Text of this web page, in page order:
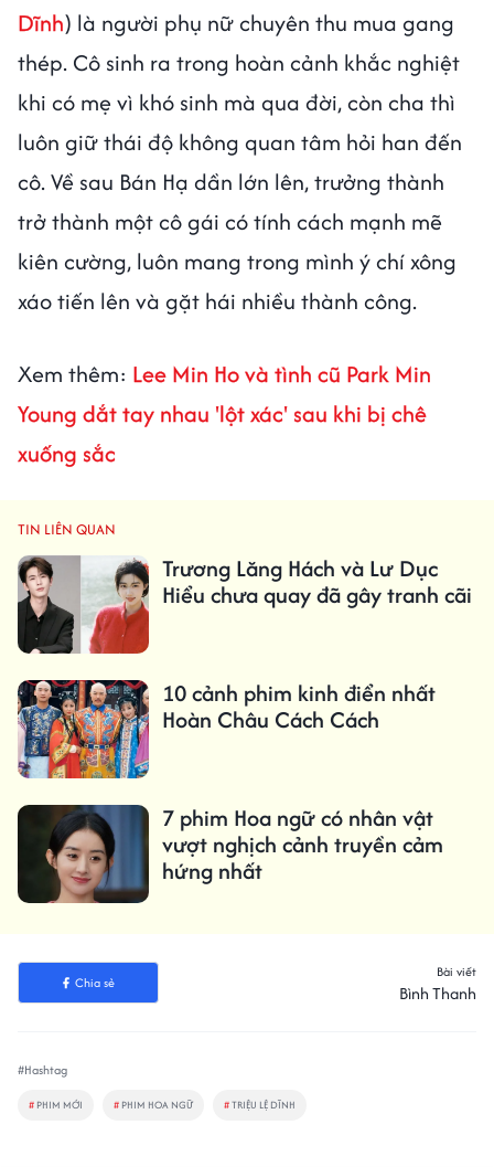
Dĩnh) là người phụ nữ chuyên thu mua gang
thép. Cô sinh ra trong hoàn cảnh khắc nghiệt
khi có mẹ vì khó sinh mà qua đời, còn cha thì
luôn giữ thái độ không quan tâm hỏi han đến
cô. Về sau Bán Hạ dần lớn lên, trưởng thành
trở thành một cô gái có tính cách mạnh mẽ
kiên cường, luôn mang trong mình ý chí xông
xáo tiến lên và gặt hái nhiều thành công.
Xem thêm: Lee Min Ho và tình cũ Park Min
Young dắt tay nhau 'lột xác' sau khi bị chê
xuống sắc
TIN LIÊN QUAN
Trương Lăng Hách và Lư Dục
Hiểu chưa quay đã gây tranh cãi
10 cảnh phim kinh điển nhất
Hoàn Châu Cách Cách
7 phim Hoa ngữ có nhân vật
vượt nghịch cảnh truyền cảm
hứng nhất
Chia sẻ
Bài viết
Bình Thanh
#Hashtag
# PHIM MỚI # PHIM HOA NGỮ #TRIỆU LỆ DĨNH